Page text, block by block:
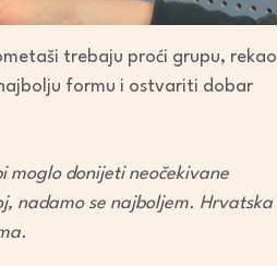
trebaju proći grupu, rekao
formu i ostvariti dobar
moglo donijeti neočekivane
nadamo se najboljem. Hrvatska